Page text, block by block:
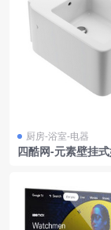
厨房-浴室-电器
四酷网-元素壁挂